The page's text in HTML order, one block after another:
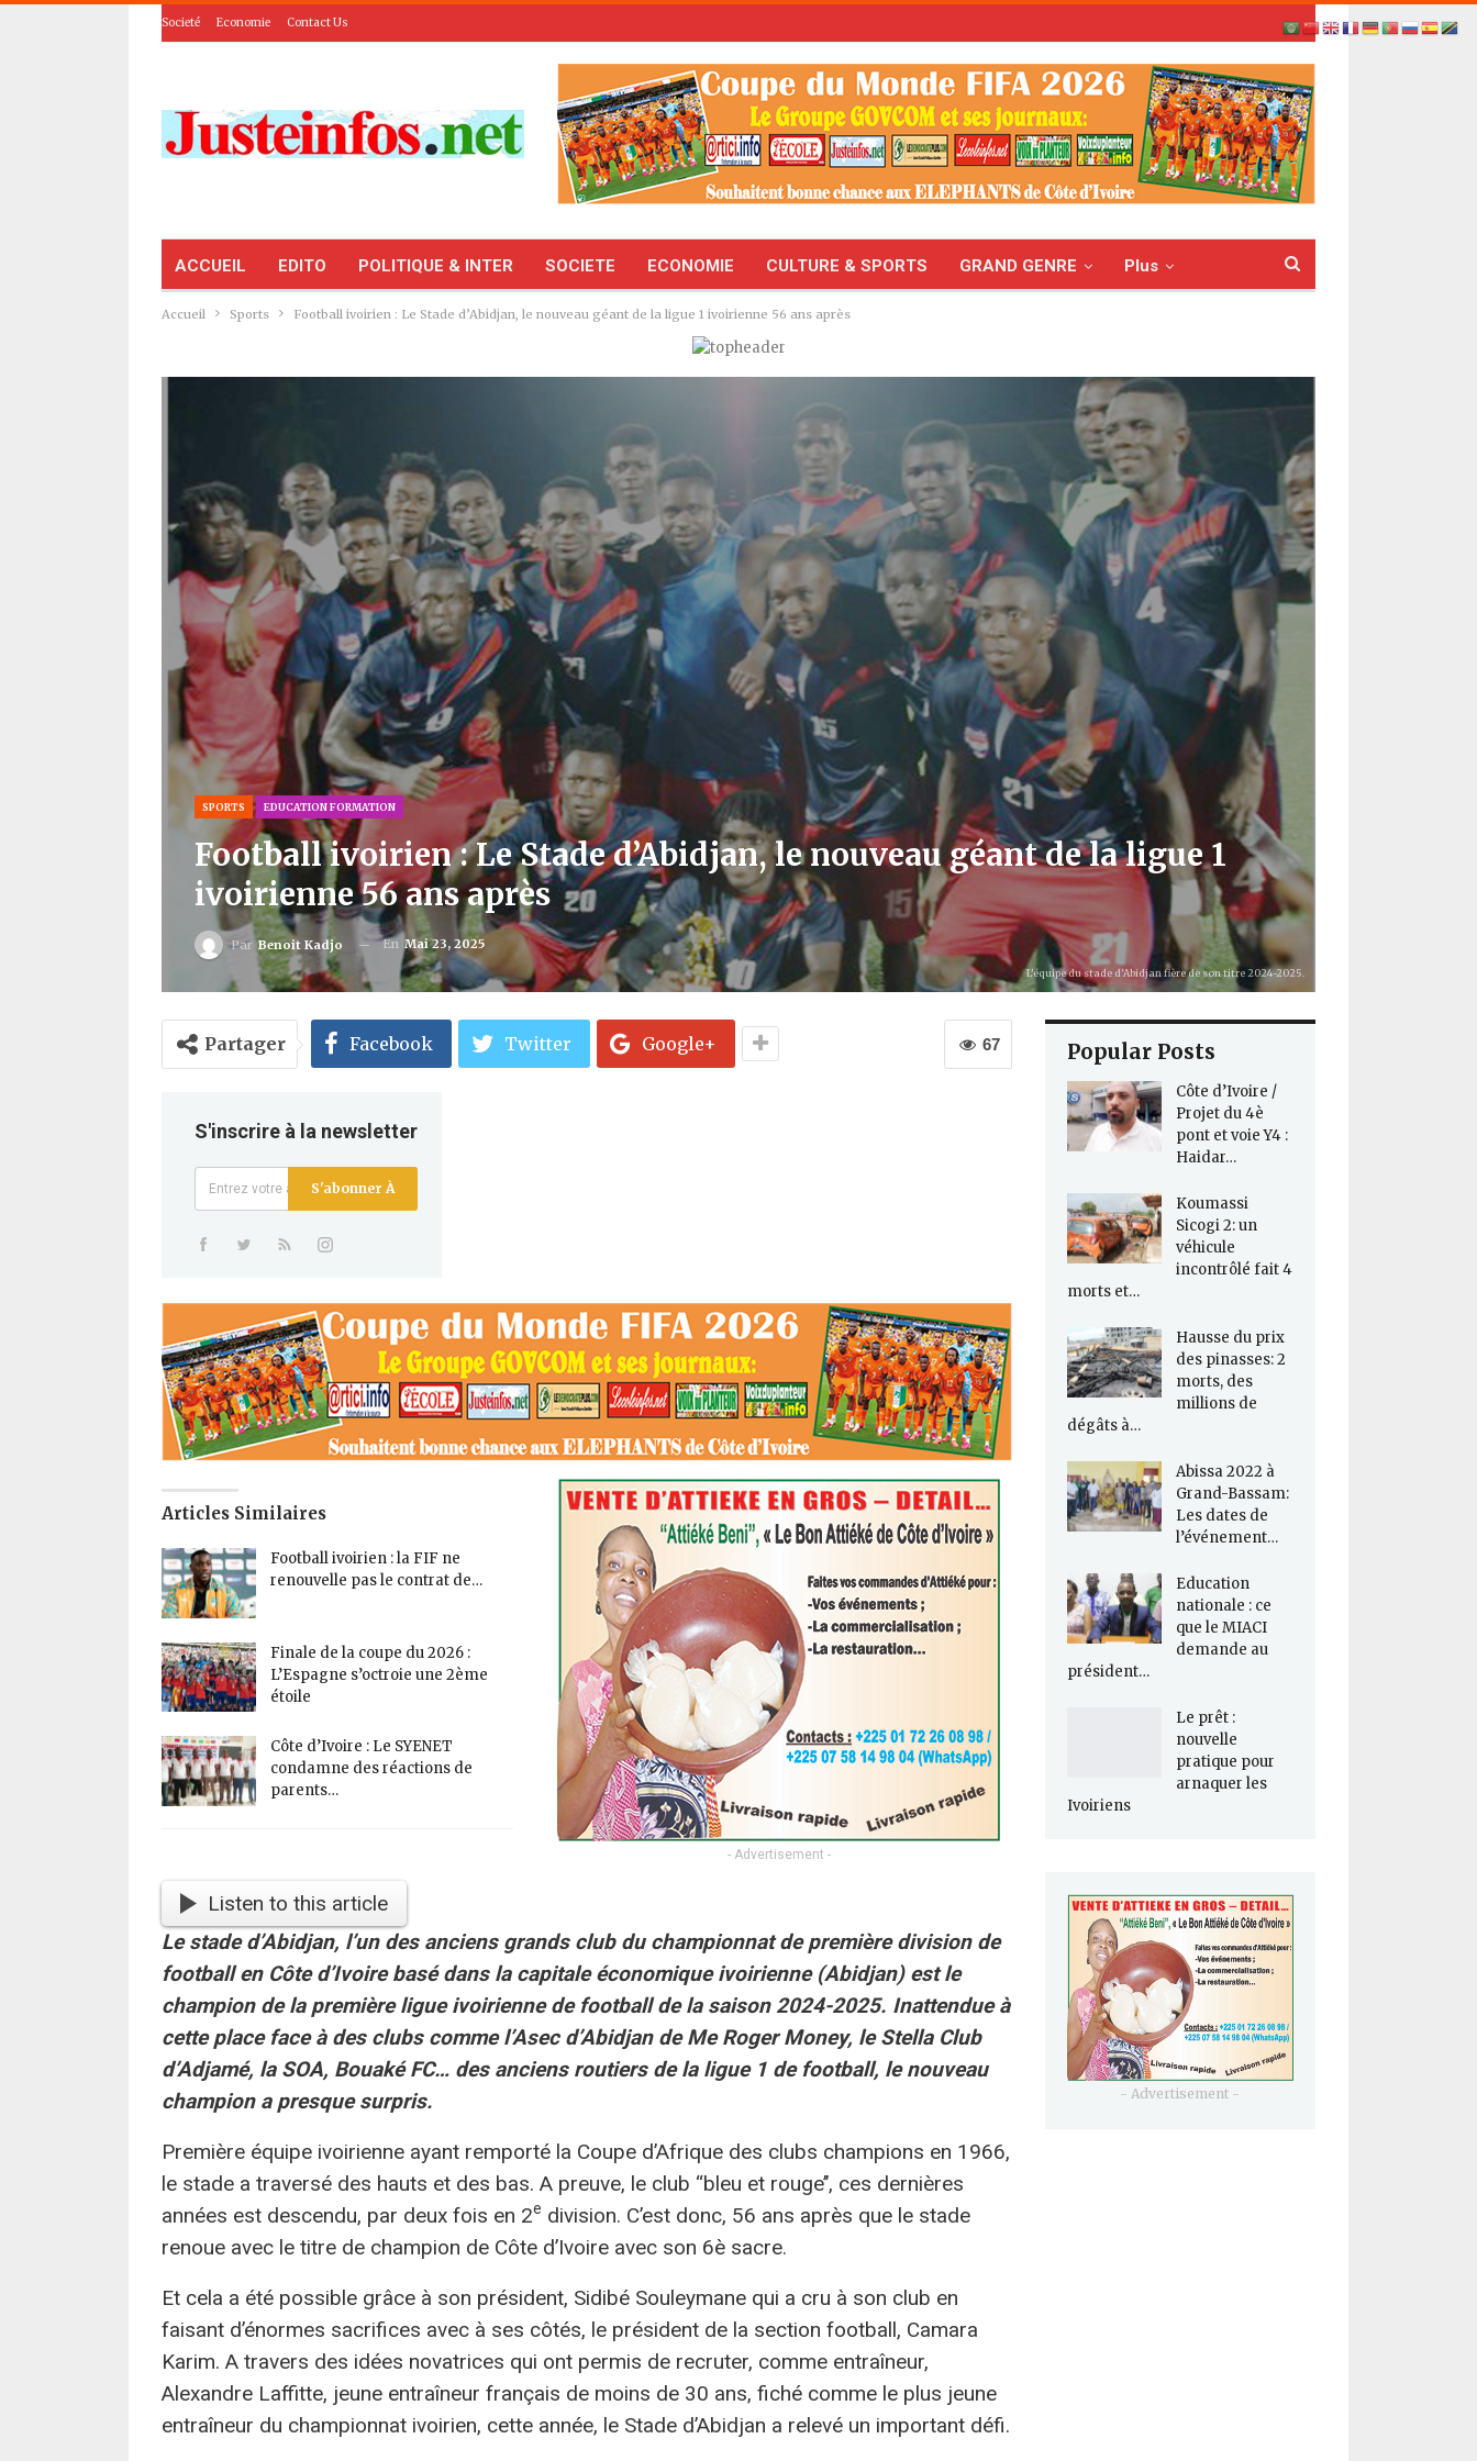
Societé Economie Contact Us
ACCUEIL EDITO POLITIQUE & INTER SOCIETE ECONOMIE CULTURE & SPORTS GRAND GENRE Plus
Accueil Sports Football ivoirien : Le Stade d’Abidjan, le nouveau géant de la ligue 1 ivoirienne 56 ans après
SPORTS EDUCATION FORMATION
Football ivoirien : Le Stade d’Abidjan, le nouveau géant de la ligue 1
ivoirienne 56 ans après
ParBenoit Kadjo En Mai 23, 2025
L'équipe du stade d'Abidjan fière de son titre 2024-2025.
67
Partager Facebook Twitter Google+
S'inscrire à la newsletter
S'abonner À
Articles Similaires
Football ivoirien : la FIF ne
renouvelle pas le contrat de…
Finale de la coupe du 2026 :
L’Espagne s’octroie une 2ème
étoile
Côte d’Ivoire : Le SYENET
condamne des réactions de
parents…
- Advertisement -
Listen to this article
Le stade d’Abidjan, l’un des anciens grands club du championnat de première division de
football en Côte d’Ivoire basé dans la capitale économique ivoirienne (Abidjan) est le
champion de la première ligue ivoirienne de football de la saison 2024-2025. Inattendue à
cette place face à des clubs comme l’Asec d’Abidjan de Me Roger Money, le Stella Club
d’Adjamé, la SOA, Bouaké FC… des anciens routiers de la ligue 1 de football, le nouveau
champion a presque surpris.
Première équipe ivoirienne ayant remporté la Coupe d’Afrique des clubs champions en 1966,
le stade a traversé des hauts et des bas. A preuve, le club ‘‘bleu et rouge’’, ces dernières
années est descendu, par deux fois en 2e division. C’est donc, 56 ans après que le stade
renoue avec le titre de champion de Côte d’Ivoire avec son 6è sacre.
Et cela a été possible grâce à son président, Sidibé Souleymane qui a cru à son club en
faisant d’énormes sacrifices avec à ses côtés, le président de la section football, Camara
Karim. A travers des idées novatrices qui ont permis de recruter, comme entraîneur,
Alexandre Laffitte, jeune entraîneur français de moins de 30 ans, fiché comme le plus jeune
entraîneur du championnat ivoirien, cette année, le Stade d’Abidjan a relevé un important défi.
Popular Posts
Côte d’Ivoire /
Projet du 4è
pont et voie Y4 :
Haidar…
Koumassi
Sicogi 2: un
véhicule
incontrôlé fait 4
morts et…
Hausse du prix
des pinasses: 2
morts, des
millions de
dégâts à…
Abissa 2022 à
Grand-Bassam:
Les dates de
l’événement…
Education
nationale : ce
que le MIACI
demande au
président…
Le prêt :
nouvelle
pratique pour
arnaquer les
Ivoiriens
- Advertisement -